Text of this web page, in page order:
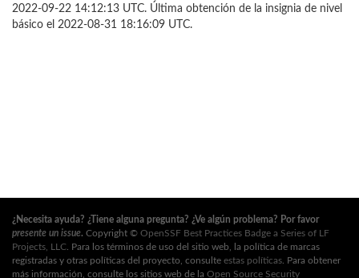
2022-09-22 14:12:13 UTC. Última obtención de la insignia de nivel
básico el 2022-08-31 18:16:09 UTC.
¿Necesita ayuda? ¿Tiene alguna pregunta? ¿Ve algún problema? Por favor
presente un issue. Copyright © OpenSSF Best Practices Badge a Series of LF
Projects, LLC . Para los términos de uso del sitio web, la política de marcas
registradas y otras políticas del proyecto, consulte estas políticas . Para obtener
más información, consulte los sitios web de la Open Source Security